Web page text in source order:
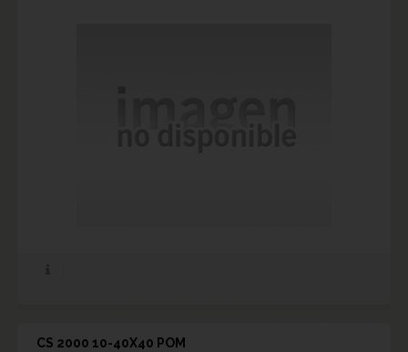
CS 2000 10-40X40 POM